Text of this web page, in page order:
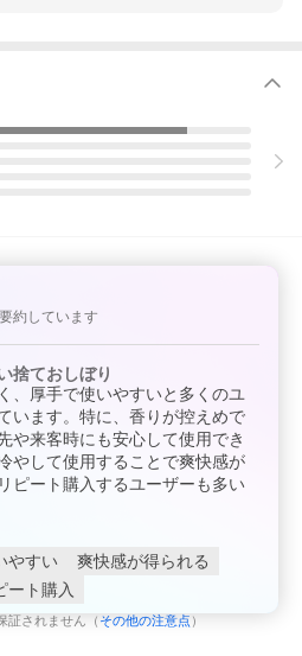
約しています
捨ておしぼり
、厚手で使いやすいと多くのユ
います。特に、香りが控えめで
や来客時にも安心して使用でき
やして使用することで爽快感が
ピート購入するユーザーも多い
やすい
爽快感が得られる
ート購入
証されません（ その他の注意点 ）